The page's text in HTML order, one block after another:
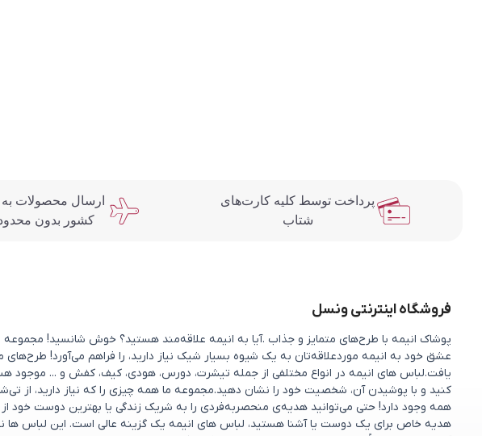
پرداخت توسط کلیه کارت‌های
شتاب
ارسال محصولات به
کشور بدون
فروشگاه اینترنتی ونسل
پوشاک انیمه با طرح‌های متمایز و جذاب .آیا به انیمه علاقه‌مند هستید؟ خوش شانسید! مجموعه
عشق خود به انیمه موردعلاقه‌تان به یک شیوه بسیار شیک نیاز دارید، را فراهم می‌آورد! طرح‌های
یافت.لباس های انیمه در انواع مختلفی از جمله تیشرت، دورس، هودی، کیف، کفش و ... موجود
کنید و با پوشیدن آن، شخصیت خود را نشان دهید.مجموعه ما همه چیزی را که نیاز دارید، از
همه وجود دارد! حتی می‌توانید هدیه‌ی منحصربه‌فردی را به شریک زندگی یا بهترین دوست خود
هدیه خاص برای یک دوست یا آشنا هستید، لباس های انیمه یک گزینه عالی است. این لباس